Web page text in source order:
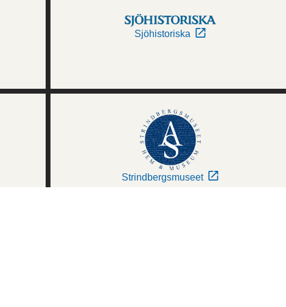
Sjöhistoriska
Strindbergsmuseet